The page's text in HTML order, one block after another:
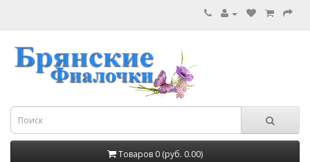
Товаров 0 (руб. 0.00)